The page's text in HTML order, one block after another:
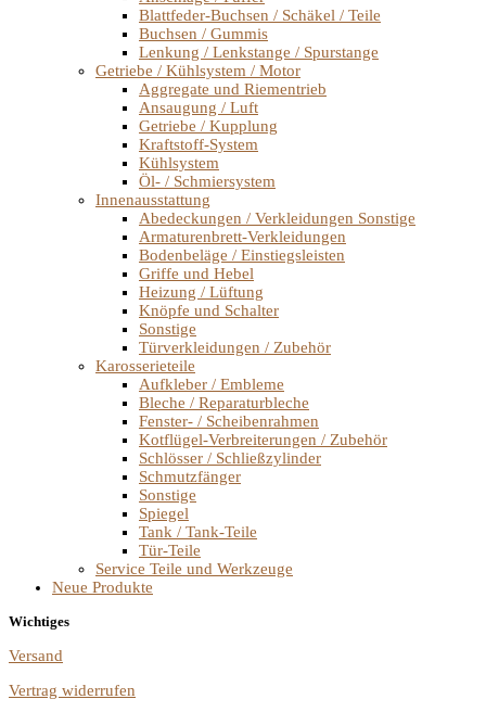
Blattfeder-Buchsen / Schäkel / Teile
Buchsen / Gummis
Lenkung / Lenkstange / Spurstange
Getriebe / Kühlsystem / Motor
Aggregate und Riementrieb
Ansaugung / Luft
Getriebe / Kupplung
Kraftstoff-System
Kühlsystem
Öl- / Schmiersystem
Innenausstattung
Abedeckungen / Verkleidungen Sonstige
Armaturenbrett-Verkleidungen
Bodenbeläge / Einstiegsleisten
Griffe und Hebel
Heizung / Lüftung
Knöpfe und Schalter
Sonstige
Türverkleidungen / Zubehör
Karosserieteile
Aufkleber / Embleme
Bleche / Reparaturbleche
Fenster- / Scheibenrahmen
Kotflügel-Verbreiterungen / Zubehör
Schlösser / Schließzylinder
Schmutzfänger
Sonstige
Spiegel
Tank / Tank-Teile
Tür-Teile
Service Teile und Werkzeuge
Neue Produkte
Wichtiges
Versand
Vertrag widerrufen